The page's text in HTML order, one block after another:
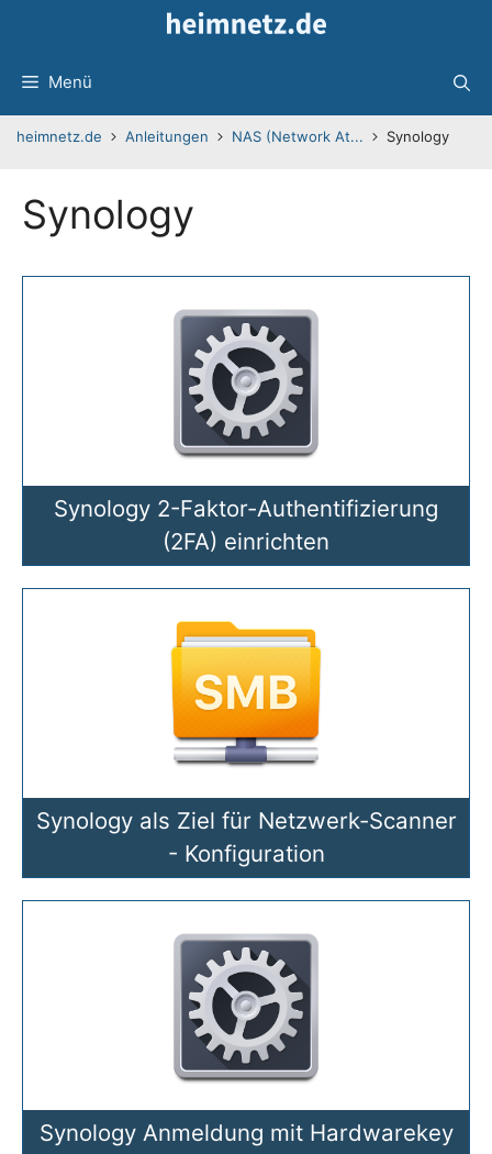
Menü
heimnetz.de Anleitungen NAS (Network At... Synology
Synology
Synology 2-Faktor-Authentifizierung
(2FA) einrichten
Synology als Ziel für Netzwerk-Scanner
- Konfiguration
Synology Anmeldung mit Hardwarekey